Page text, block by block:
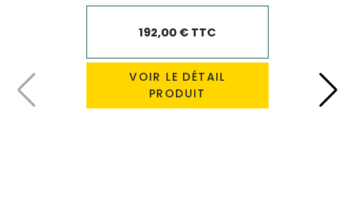
192,00 € TTC
VOIR LE DÉTAIL
PRODUIT
Précédent